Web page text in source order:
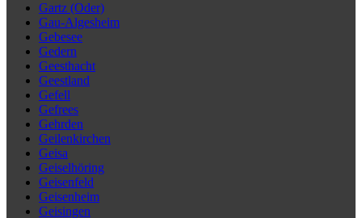
Gartz (Oder)
Gau-Algesheim
Gebesee
Gedern
Geesthacht
Geestland
Gefell
Gefrees
Gehrden
Geilenkirchen
Geisa
Geiselhöring
Geisenfeld
Geisenheim
Geisingen